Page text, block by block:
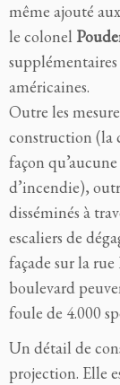
même ajouté
le colonel
supplémentaires
américaines.
Outre les
construction (la
façon
d’incendie),
disséminés à
escaliers de
façade sur la
boulevard
foule de 4.000
Un détail de
projection. Elle